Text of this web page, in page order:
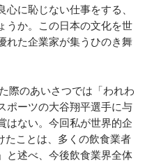
に恥じない仕事をする、
うか。この日本の文化を世
れた企業家が集うひのき舞
際のあいさつでは「われわ
ポーツの大谷翔平選手に与
はない。今回私が世界的企
たことは、多くの飲食業者
と述べ、今後飲食業界全体